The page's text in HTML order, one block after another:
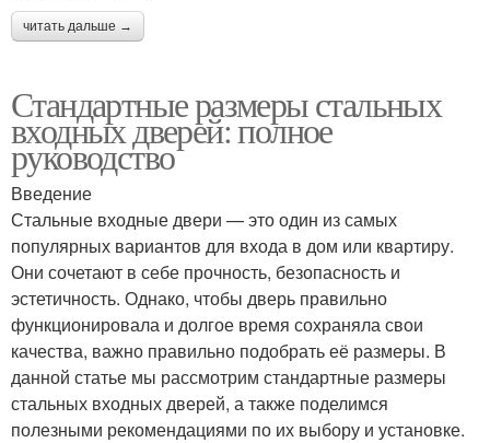
читать дальше →
Стандартные размеры стальных
входных дверей: полное
руководство
Введение
Стальные входные двери — это один из самых
популярных вариантов для входа в дом или квартиру.
Они сочетают в себе прочность, безопасность и
эстетичность. Однако, чтобы дверь правильно
функционировала и долгое время сохраняла свои
качества, важно правильно подобрать её размеры. В
данной статье мы рассмотрим стандартные размеры
стальных входных дверей, а также поделимся
полезными рекомендациями по их выбору и установке.